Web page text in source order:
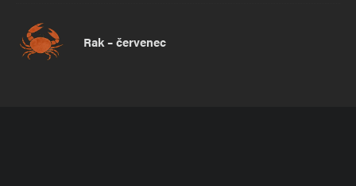
Rak – červenec